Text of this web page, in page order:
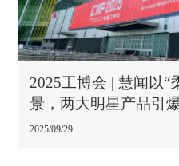
2025工博会 | 慧闻以“
景，两大明星产品引
2025/09/29